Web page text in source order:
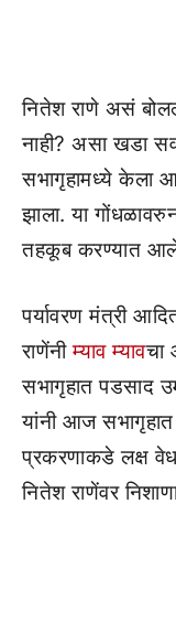
नितेश राणे असं
नाही? असा खडा
सभागृहामध्ये केला
झाला. या
तहकूब करण्यात
पर्यावरण मंत्री
राणेंनीम्याव म्यावचा
सभागृहात पडसाद
यांनी आज
प्रकरणाकडे लक्ष
नितेश राणेंवर